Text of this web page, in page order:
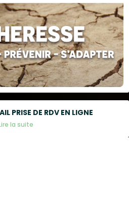
PRISE DE RDV EN LIGNE
la suite